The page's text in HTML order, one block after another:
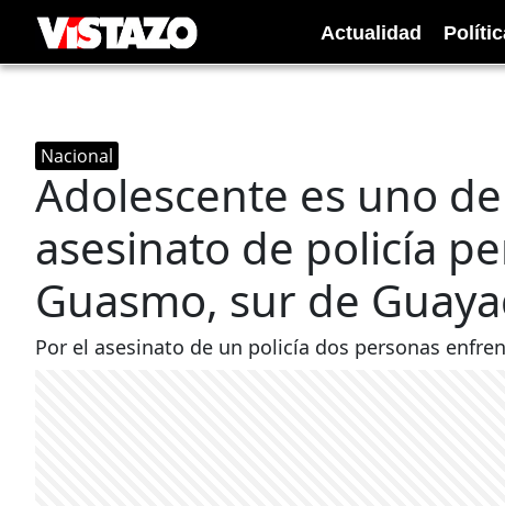
Actualidad
Nacional
Adolescente es uno
asesinato de policía
Guasmo, sur de
Por el asesinato de un policía dos personas